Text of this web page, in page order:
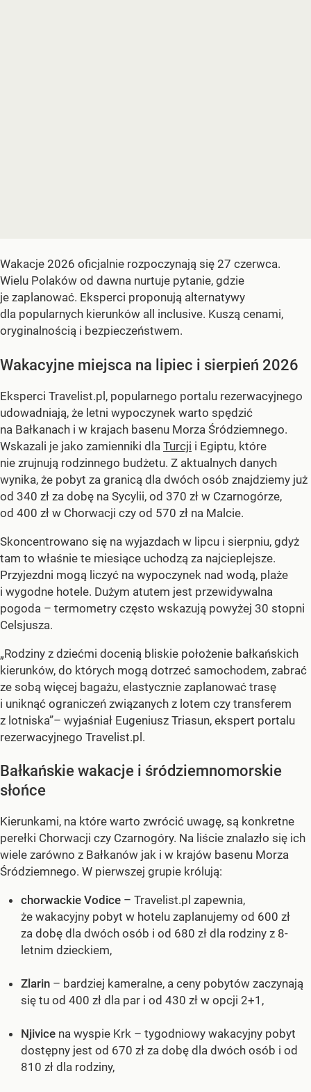
Wakacje 2026 oficjalnie rozpoczynają się 27 czerwca.
Wielu Polaków od dawna nurtuje pytanie, gdzie
je zaplanować. Eksperci proponują alternatywy
dla popularnych kierunków all inclusive. Kuszą cenami,
oryginalnością i bezpieczeństwem.
Wakacyjne miejsca na lipiec i sierpień 2026
Eksperci Travelist.pl, popularnego portalu rezerwacyjnego
udowadniają, że letni wypoczynek warto spędzić
na Bałkanach i w krajach basenu Morza Śródziemnego.
Wskazali je jako zamienniki dla Turcji i Egiptu, które
nie zrujnują rodzinnego budżetu. Z aktualnych danych
wynika, że pobyt za granicą dla dwóch osób znajdziemy już
od 340 zł za dobę na Sycylii, od 370 zł w Czarnogórze,
od 400 zł w Chorwacji czy od 570 zł na Malcie.
Skoncentrowano się na wyjazdach w lipcu i sierpniu, gdyż
tam to właśnie te miesiące uchodzą za najcieplejsze.
Przyjezdni mogą liczyć na wypoczynek nad wodą, plaże
i wygodne hotele. Dużym atutem jest przewidywalna
pogoda – termometry często wskazują powyżej 30 stopni
Celsjusza.
„Rodziny z dziećmi docenią bliskie położenie bałkańskich
kierunków, do których mogą dotrzeć samochodem, zabrać
ze sobą więcej bagażu, elastycznie zaplanować trasę
i uniknąć ograniczeń związanych z lotem czy transferem
z lotniska”– wyjaśniał Eugeniusz Triasun, ekspert portalu
rezerwacyjnego Travelist.pl.
Bałkańskie wakacje i śródziemnomorskie
słońce
Kierunkami, na które warto zwrócić uwagę, są konkretne
perełki Chorwacji czy Czarnogóry. Na liście znalazło się ich
wiele zarówno z Bałkanów jak i w krajów basenu Morza
Śródziemnego. W pierwszej grupie królują:
chorwackie Vodice – Travelist.pl zapewnia,
że wakacyjny pobyt w hotelu zaplanujemy od 600 zł
za dobę dla dwóch osób i od 680 zł dla rodziny z 8-
letnim dzieckiem,
Zlarin – bardziej kameralne, a ceny pobytów zaczynają
się tu od 400 zł dla par i od 430 zł w opcji 2+1,
Njivice na wyspie Krk – tygodniowy wakacyjny pobyt
dostępny jest od 670 zł za dobę dla dwóch osób i od
810 zł dla rodziny,